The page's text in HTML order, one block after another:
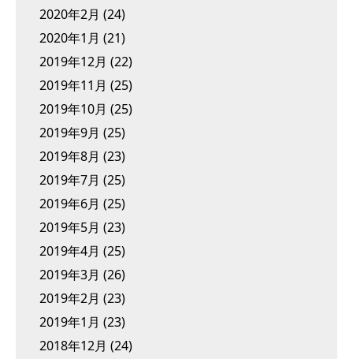
2020年2月 (24)
2020年1月 (21)
2019年12月 (22)
2019年11月 (25)
2019年10月 (25)
2019年9月 (25)
2019年8月 (23)
2019年7月 (25)
2019年6月 (25)
2019年5月 (23)
2019年4月 (25)
2019年3月 (26)
2019年2月 (23)
2019年1月 (23)
2018年12月 (24)